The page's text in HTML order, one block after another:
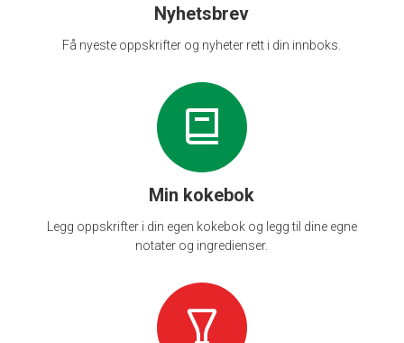
Nyhetsbrev
Få nyeste oppskrifter og nyheter rett i din innboks.
Min kokebok
Legg oppskrifter i din egen kokebok og legg til dine egne
notater og ingredienser.